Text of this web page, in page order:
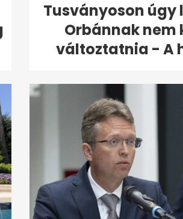
Tusványoson úgy
Orbánnak nem
változtatnia - A